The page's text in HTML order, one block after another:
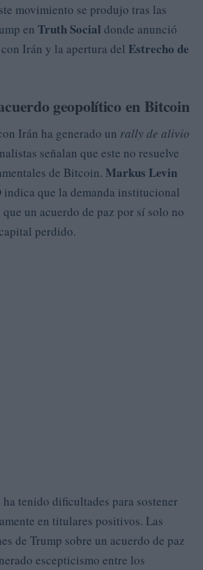
movimiento se produjo tras las
en Truth Social donde anunció
Irán y la apertura del Estrecho de
geopolítico en Bitcoin
Irán ha generado un rally de alivio
señalan que este no resuelve
de Bitcoin. Markus Levin
indica que la demanda institucional
un acuerdo de paz por sí solo no
perdido.
ha tenido dificultades para sostener
en titulares positivos. Las
de Trump sobre un acuerdo de paz
escepticismo entre los